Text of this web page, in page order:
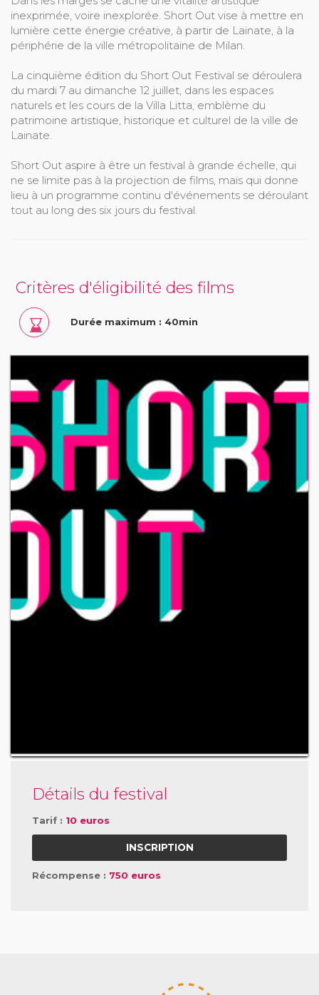
Détails du festival
Tarif : 10 euros
INSCRIPTION
Récompense : 750 euros
inexprimée, voire inexplorée. Short Out vise à mettre en
lumière cette énergie créative, à partir de Lainate, à la
périphérie de la ville métropolitaine de Milan.
La cinquième édition du Short Out Festival se déroulera
du mardi 7 au dimanche 12 juillet, dans les espaces
naturels et les cours de la Villa Litta, emblème du
patrimoine artistique, historique et culturel de la ville de
Lainate.
Short Out aspire à être un festival à grande échelle, qui
ne se limite pas à la projection de films, mais qui donne
lieu à un programme continu d'événements se déroulant
tout au long des six jours du festival.
Critères d'éligibilité des films
Durée maximum : 40min